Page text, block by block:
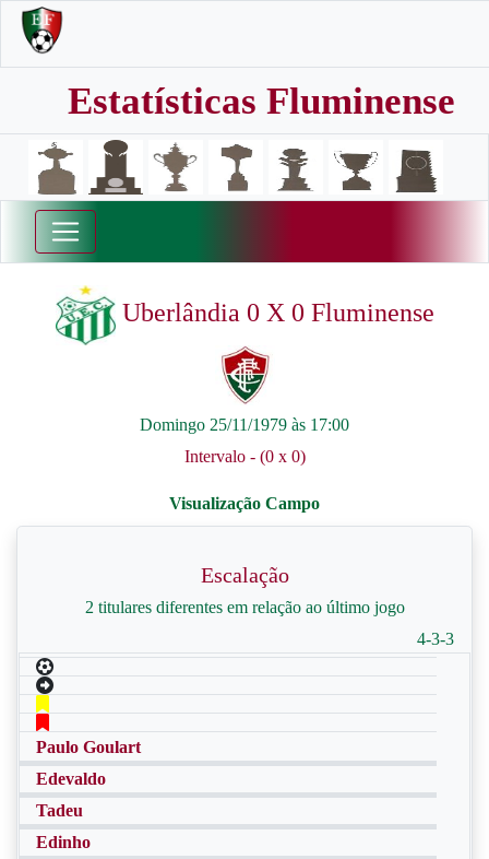
Estatísticas Fluminense
Uberlândia 0 X 0 Fluminense
Domingo 25/11/1979 às 17:00
Intervalo - (0 x 0)
Escalação
2 titulares diferentes em relação ao último jogo
4-3-3
Paulo Goulart
Edevaldo
Tadeu
Edinho